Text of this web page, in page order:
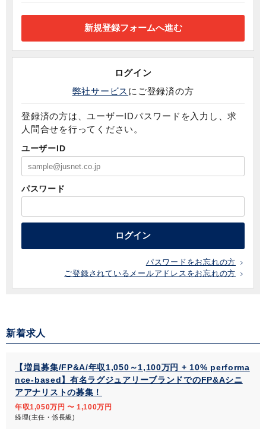
ログイン
弊社サービス にご登録済の方
登録済の方は、ユーザーIDパスワードを入力し、求
人問合せを行ってください。
ユーザーID
パスワード
ログイン
パスワードをお忘れの方
ご登録されているメールアドレスをお忘れの方
新着求人
【増員募集/FP&A/年収1,050～1,100万円 + 10% performa
nce-based】有名ラグジュアリーブランドでのFP&Aシニ
アアナリストの募集！
年収1,050万円 〜 1,100万円
経理(主任・係長級)